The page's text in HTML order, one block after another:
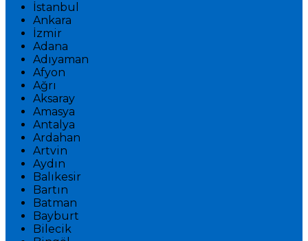
İstanbul
Ankara
İzmir
Adana
Adıyaman
Afyon
Ağrı
Aksaray
Amasya
Antalya
Ardahan
Artvin
Aydın
Balıkesir
Bartın
Batman
Bayburt
Bilecik